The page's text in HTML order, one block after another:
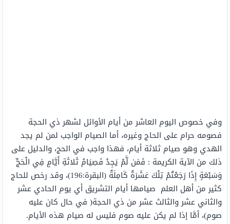
وفي خصوص اليوم العاشر من أيام الأوائل لشهر ذي الحجة
فصومه حرام على الحاج وغيره، أما الصيام الواجب لمن لم يجد
الهدي وهو صيام ثلاثة أيام، فهذا واجب في الحج، والدليل على
ذلك من الآية الكريمة : فَمَن لَّمْ يَجِدْ فَصِيَامُ ثَلاثَةِ أَيَّامٍ فِي الْحَجِّ
وَسَبْعَةٍ إِذَا رَجَعْتُمْ تِلْكَ عَشَرَةٌ كَامِلَةٌ (البقرة:196)، وقد رخص للحاج
كثير من أهل العلم صيامها أيام التشريق أي يوم الحادي عشر
والثاني عشر والثالث عشر من ذي الحجة( في حال كان عليه
صوم)، أمَّا إذا لم يكن عليه صوم فليس له صيام هذه الأيام.